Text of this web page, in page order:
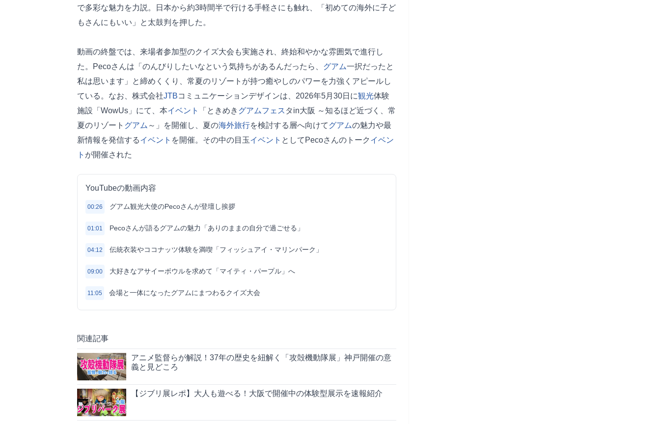
で多彩な魅力を力説。日本から約3時間半で行ける手軽さにも触れ、「初めての海外に子ど
もさんにもいい」と太鼓判を押した。
動画の終盤では、来場者参加型のクイズ大会も実施され、終始和やかな雰囲気で進行し
た。Pecoさんは「のんびりしたいなという気持ちがあるんだったら、 グアム一択だったと
私は思います」と締めくくり、常夏のリゾートが持つ癒やしのパワーを力強くアピールし
ている。なお、株式会社JTBコミュニケーションデザインは、2026年5月30日に観光体験
施設「WowUs」にて、本イベント 「ときめき グアムフェス タin大阪 ～知るほど近づく、常
夏のリゾート グアム ～」を開催し、夏の海外旅行を検討する層へ向けてグアムの魅力や最
新情報を発信するイベント を開催。その中の目玉イベント としてPecoさんのトーク イベン
ト が開催された
YouTubeの動画内容
00:26 グアム観光大使のPecoさんが登壇し挨拶
01:01 Pecoさんが語るグアムの魅力「ありのままの自分で過ごせる」
04:12 伝統衣装やココナッツ体験を満喫「フィッシュアイ・マリンパーク」
09:00 大好きなアサイーボウルを求めて「マイティ・パープル」へ
11:05 会場と一体になったグアムにまつわるクイズ大会
関連記事
アニメ監督らが解説！37年の歴史を紐解く「攻殻機動隊展」神戸開催の意
義と見どころ
【ジブリ展レポ】大人も遊べる！大阪で開催中の体験型展示を速報紹介